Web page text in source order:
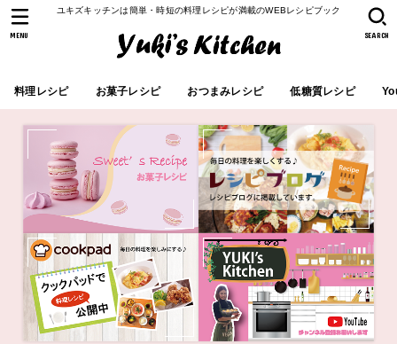
ユキズキッチンは簡単・時短の料理レシピが満載のWEBレシピブック
料理レシピ お菓子レシピ おつまみレシピ 低糖質レシピ
SEARCH
MENU